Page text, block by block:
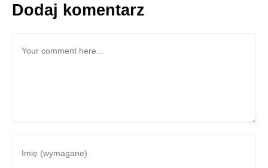
Dodaj komentarz